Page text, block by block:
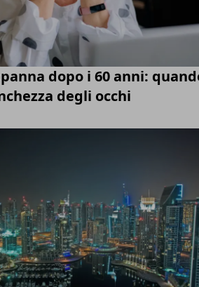
dopo i 60 anni:
degli occhi